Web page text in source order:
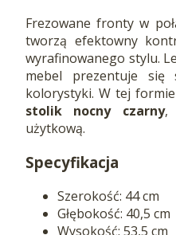
Frezowane fronty w
tworzą efektowny
wyrafinowanego stylu.
mebel prezentuje się
kolorystyki. W tej
stolik nocny czarny,
użytkową.
Specyfikacja
Szerokość: 44 cm
Głębokość: 40,5 cm
Wysokość: 53,5 cm